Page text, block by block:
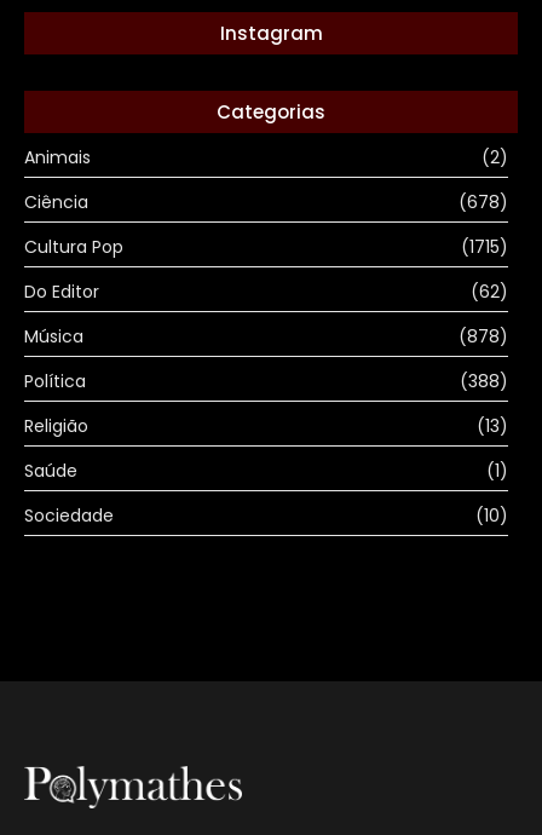
Instagram
Categorias
Animais
(2)
Ciência
(678)
Cultura Pop
(1715)
Do Editor
(62)
Música
(878)
Política
(388)
Religião
(13)
Saúde
(1)
Sociedade
(10)